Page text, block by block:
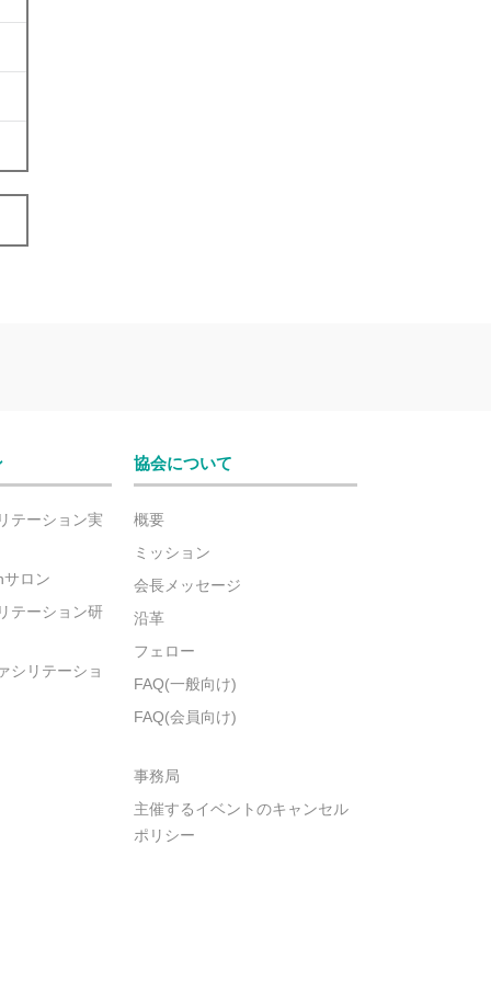
テーション実
ロン
テーション研
シリテーショ
協会について
概要
ミッション
会長メッセージ
沿革
フェロー
FAQ(一般向け)
FAQ(会員向け)
事務局
主催するイベントのキャンセル
ポリシー